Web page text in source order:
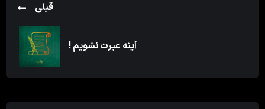
قبلی
آینه عبرت نشویم !